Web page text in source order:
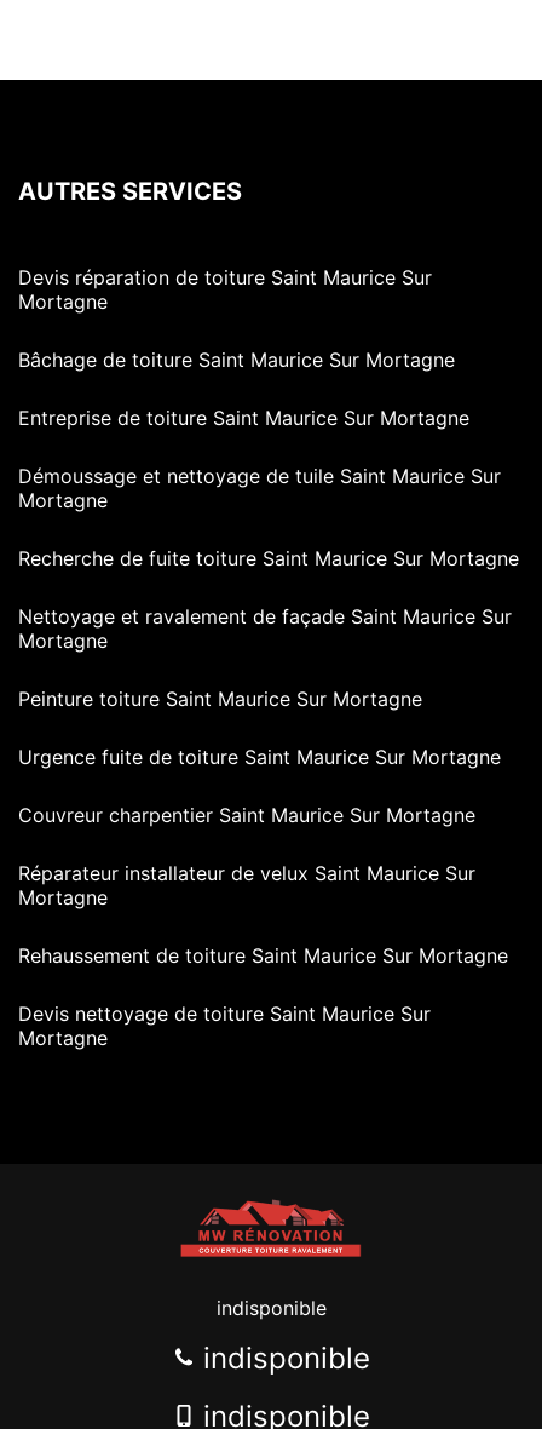
AUTRES SERVICES
Devis réparation de toiture Saint Maurice Sur
Mortagne
Bâchage de toiture Saint Maurice Sur Mortagne
Entreprise de toiture Saint Maurice Sur Mortagne
Démoussage et nettoyage de tuile Saint Maurice Sur
Mortagne
Recherche de fuite toiture Saint Maurice Sur Mortagne
Nettoyage et ravalement de façade Saint Maurice Sur
Mortagne
Peinture toiture Saint Maurice Sur Mortagne
Urgence fuite de toiture Saint Maurice Sur Mortagne
Couvreur charpentier Saint Maurice Sur Mortagne
Réparateur installateur de velux Saint Maurice Sur
Mortagne
Rehaussement de toiture Saint Maurice Sur Mortagne
Devis nettoyage de toiture Saint Maurice Sur
Mortagne
indisponible
indisponible
indisponible